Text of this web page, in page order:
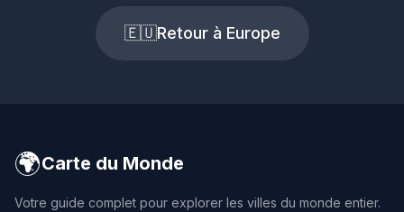
🇪🇺Retour à Europe
🌍Carte du Monde
Votre guide complet pour explorer les villes du monde entier.